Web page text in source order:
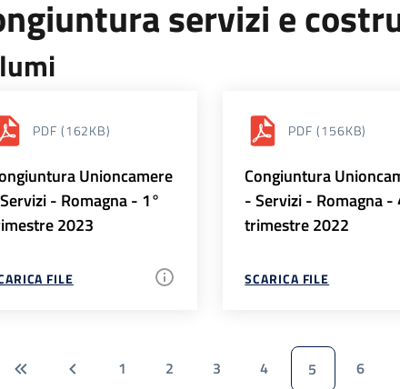
servizi e
PDF (162KB)
Unioncamere
- Romagna - 1°
2023
FILE
PDF (156KB)
Congiuntura
- Servizi - Romagna -
trimestre 2022
SCARICA FILE
1 2 3 4 5 6